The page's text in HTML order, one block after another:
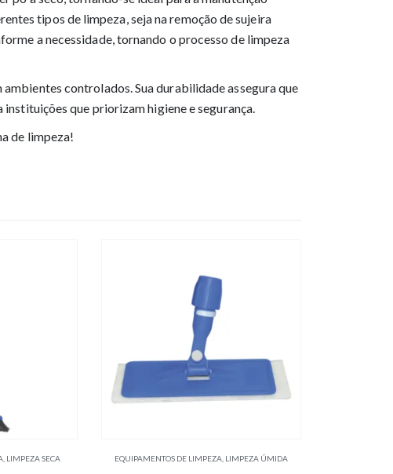
tipos de limpeza, seja na remoção de sujeira
a necessidade, tornando o processo de limpeza
controlados. Sua durabilidade assegura que
que priorizam higiene e segurança.
de limpeza!
, LIMPEZA SECA EQUIPAMENTOS DE LIMPEZA LIMPEZA ÚMIDA